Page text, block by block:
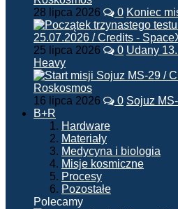
28 lipca 2026 0 Koniec
25 lipca 2026 0 Udany
Heavy
16 lipca 2026 0 Sojuz
B+R
Hardware
Materiały
Medycyna i biologia
Misje kosmiczne
Procesy
Pozostałe
Polecamy